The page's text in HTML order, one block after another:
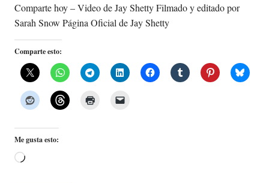
Comparte hoy – Video de Jay Shetty Filmado y editado por
Sarah Snow Página Oficial de Jay Shetty
Comparte esto:
Me gusta esto:
Cargando...